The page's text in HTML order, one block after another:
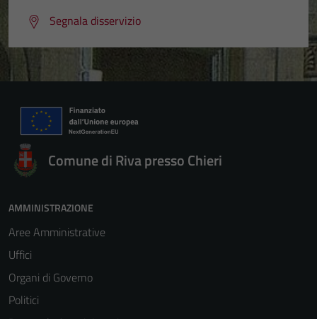
Segnala disservizio
Comune di Riva presso Chieri
AMMINISTRAZIONE
Aree Amministrative
Uffici
Organi di Governo
Politici